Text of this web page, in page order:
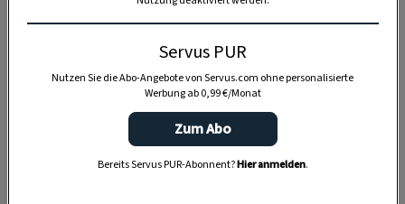
Anzeige
Servus PUR
Nutzen Sie die Abo-Angebote von Servus.com ohne personalisierte
Werbung ab 0,99 €/Monat
Zum Abo
Bereits Servus PUR-Abonnent?Hier anmelden.